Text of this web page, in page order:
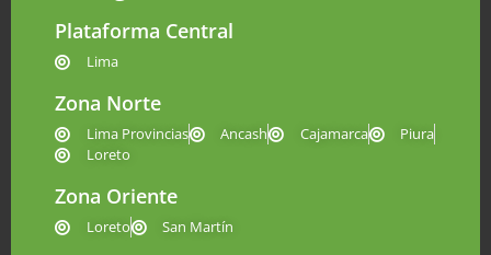
Plataforma Central
Lima
Zona Norte
Lima Provincias Ancash Cajamarca
Piura
Loreto
Zona Oriente
Loreto San Martín